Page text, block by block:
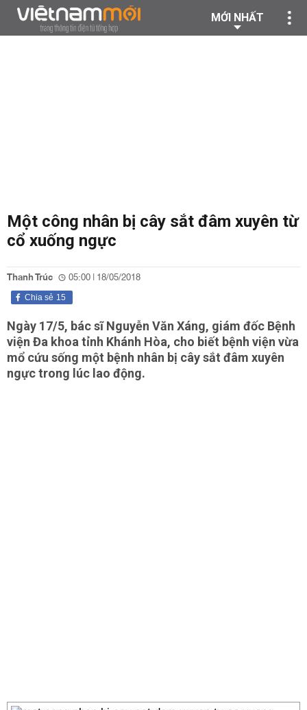
MỚI NHẤT
Một công nhân bị cây sắt đâm xuyên từ
cổ xuống ngực
Thanh Trúc 05:00 | 18/05/2018
15
Chia sẻ
Ngày 17/5, bác sĩ Nguyễn Văn Xáng, giám đốc Bệnh
viện Đa khoa tỉnh Khánh Hòa, cho biết bệnh viện vừa
mổ cứu sống một bệnh nhân bị cây sắt đâm xuyên
ngực trong lúc lao động.